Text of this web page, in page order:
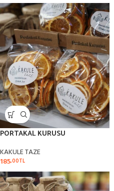
PORTAKAL KURUSU
KAKULE TAZE
185,00TL